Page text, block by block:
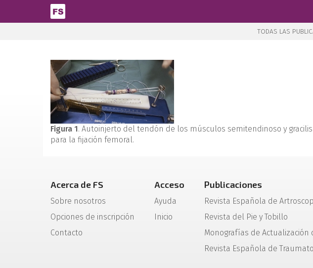
Pasar al contenido principal
TODAS LAS
Figura 1. Autoinjerto del tendón de los músculos semitendinoso y
para la fijación femoral.
Acerca de FS
Sobre nosotros
Opciones de inscripción
Contacto
Acceso
Ayuda
Inicio
Publicaciones
Revista Española de
Revista del Pie y Tobillo
Monografías de Actualización
Revista Española de